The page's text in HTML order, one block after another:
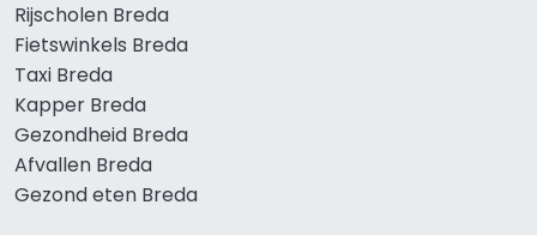
Rijscholen Breda
Fietswinkels Breda
Taxi Breda
Kapper Breda
Gezondheid Breda
Afvallen Breda
Gezond eten Breda